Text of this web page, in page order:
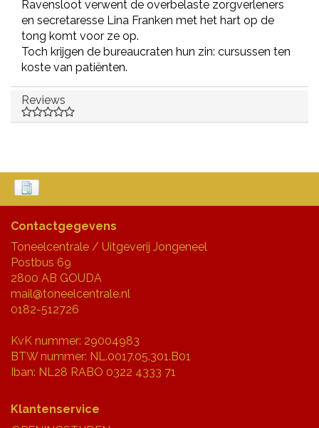
Ravensloot verwent de overbelaste zorgverleners
en secretaresse Lina Franken met het hart op de
tong komt voor ze op.
Toch krijgen de bureaucraten hun zin: cursussen ten
koste van patiënten.
Reviews
Contactgegevens
Toneelcentrale / Uitgeverij Jongeneel
Postbus 69
2800 AB GOUDA
mail@toneelcentrale.nl
0182-512726
KvK nummer: 29004983
BTW nummer: NL.0017.05.301.B01
Iban: NL28 RABO 0322 4333 71
Klantenservice